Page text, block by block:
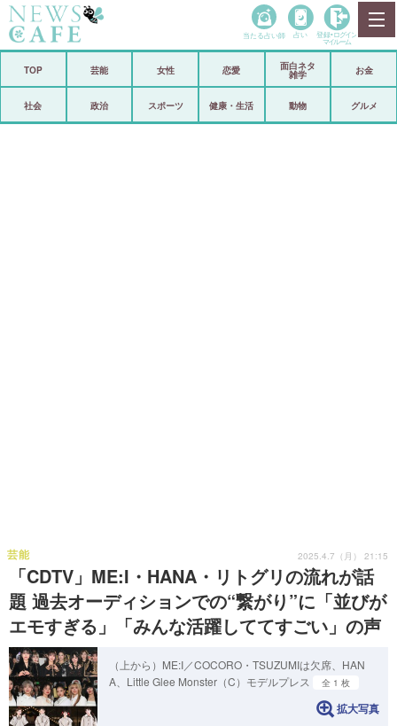
政治
当たる占い師 占い 登録• ログイン
マイルーム
TOP 芸能 女性 恋愛
面白ネタ
雑学
お金
社会 政治 スポーツ 健康・生活 動物 グルメ
「CDTV」ME:I・HANA・リトグリの流れが話
題 過去オーディションでの“繋がり”に「並びが
エモすぎる」「みんな活躍しててすごい」の声
芸能 2025.4.7（月） 21:15
（上から）ME:I／COCORO・TSUZUMIは欠席、HAN
A、Little Glee Monster（C）モデルプレス
全 1 枚
拡大写真